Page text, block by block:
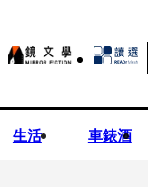
生活 車錶酒